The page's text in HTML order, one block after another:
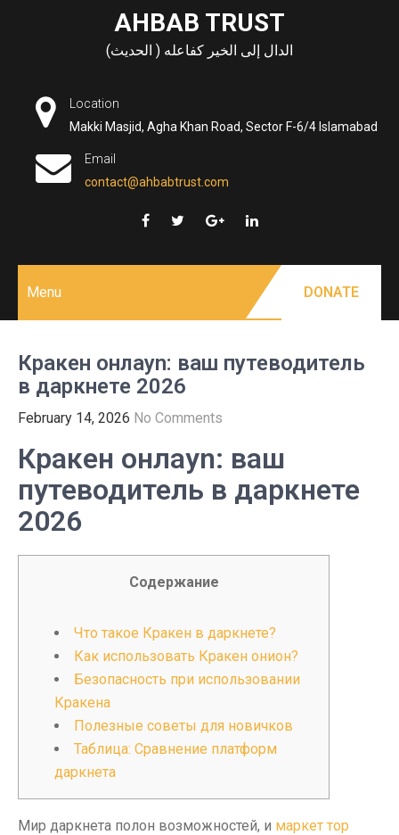
AHBAB TRUST
الدال إلى الخير كفاعله ( الحديث)
Location
Makki Masjid, Agha Khan Road, Sector F-6/4 Islamabad
Email
contact@ahbabtrust.com
Menu DONATE
Кракен онлаyn: ваш путеводитель
в даркнете 2026
February 14, 2026 No Comments
Кракен онлаyn: ваш
путеводитель в даркнете
2026
Содержание
Что такое Кракен в даркнете?
Как использовать Кракен онион?
Безопасность при использовании
Кракена
Полезные советы для новичков
Таблица: Сравнение платформ
даркнета
Мир даркнета полон возможностей, и маркет тор